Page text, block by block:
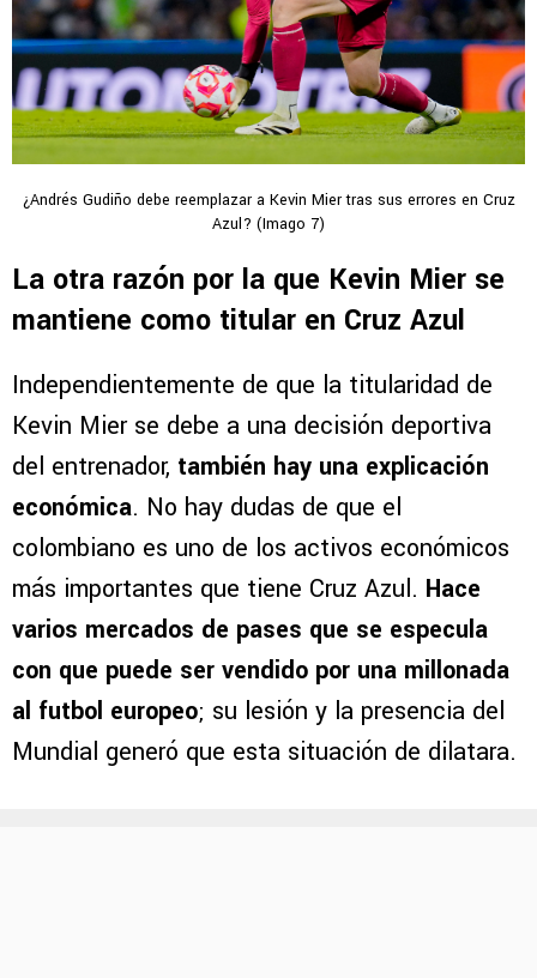
¿Andrés Gudiño debe reemplazar a Kevin Mier tras sus errores en Cruz
Azul? (Imago 7)
La otra razón por la que Kevin Mier se
mantiene como titular en Cruz Azul
Independientemente de que la titularidad de
Kevin Mier se debe a una decisión deportiva
del entrenador, también hay una explicación
económica. No hay dudas de que el
colombiano es uno de los activos económicos
más importantes que tiene Cruz Azul. Hace
varios mercados de pases que se especula
con que puede ser vendido por una millonada
al futbol europeo; su lesión y la presencia del
Mundial generó que esta situación de dilatara.